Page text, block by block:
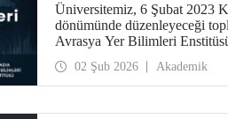
Üniversitemiz, 6 Şubat 2023
dönümünde düzenleyeceği
Avrasya Yer Bilimleri
yaklaşımı ve yenilikçi
araştırmalarından ardışık
02 Şub 2026 Akademik